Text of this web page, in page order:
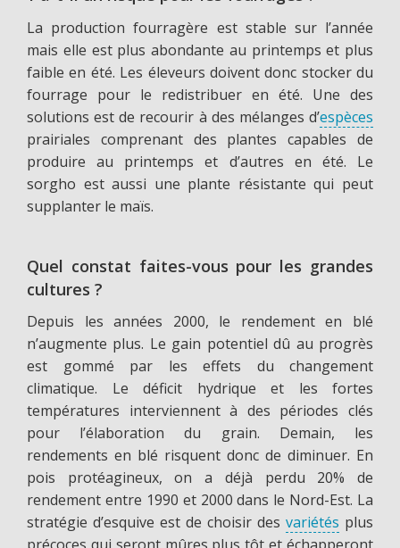
La production fourragère est stable sur l’année
mais elle est plus abondante au printemps et plus
faible en été. Les éleveurs doivent donc stocker du
fourrage pour le redistribuer en été. Une des
solutions est de recourir à des mélanges d’espèces
prairiales comprenant des plantes capables de
produire au printemps et d’autres en été. Le
sorgho est aussi une plante résistante qui peut
supplanter le maïs.
Quel constat faites-vous pour les grandes
cultures ?
Depuis les années 2000, le rendement en blé
n’augmente plus. Le gain potentiel dû au progrès
est gommé par les effets du changement
climatique. Le déficit hydrique et les fortes
températures interviennent à des périodes clés
pour l’élaboration du grain. Demain, les
rendements en blé risquent donc de diminuer. En
pois protéagineux, on a déjà perdu 20% de
rendement entre 1990 et 2000 dans le Nord-Est. La
stratégie d’esquive est de choisir des variétés plus